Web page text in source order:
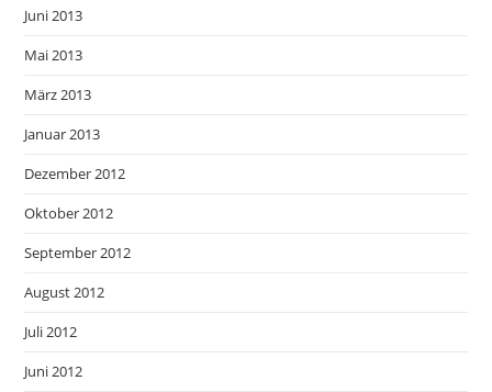
Juni 2013
Mai 2013
März 2013
Januar 2013
Dezember 2012
Oktober 2012
September 2012
August 2012
Juli 2012
Juni 2012